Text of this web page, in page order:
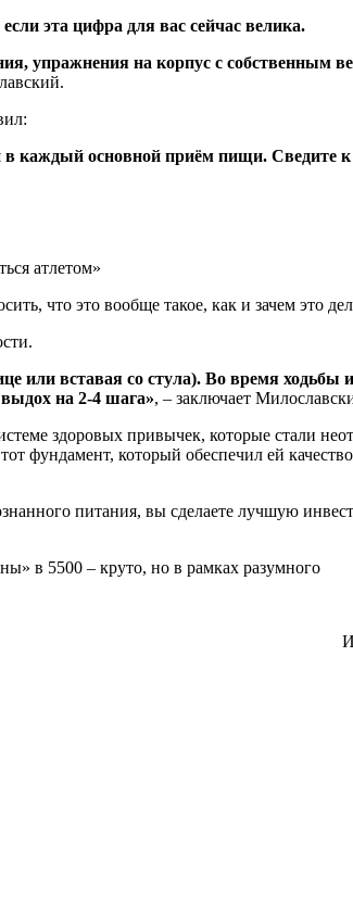
эта цифра для вас сейчас велика.
упражнения на корпус с собственным
в каждый основной приём пищи. Сведите
что это вообще такое, как и зачем это
или вставая со стула). Во время ходьбы
на 2-4 шага», – заключает
здоровых привычек, которые стали
фундамент, который обеспечил ей
питания, вы сделаете лучшую
в 5500 – круто, но в рамках разумного